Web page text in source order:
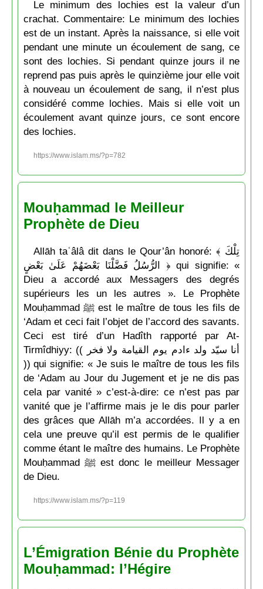
Le minimum des lochies est la valeur d’un
crachat. Commentaire: Le minimum des lochies
est de un instant. Après la naissance, si elle voit
pendant une minute un écoulement de sang, ce
sont des lochies. Si pendant quinze jours il ne
reprend pas puis après le quinzième jour elle voit
à nouveau un écoulement de sang, il n’est plus
considéré comme lochies. Mais si elle voit un
écoulement avant quinze jours, ce sont encore
des lochies.
https://www.islam.ms/?p=782
Mouḥammad le Meilleur
Prophète de Dieu
Allāh taʿâlâ dit dans le Qour’ân honoré: ﴾ تِلْكَ
الرُّ‌سُلُ فَضَّلْنَا بَعْضَهُمْ عَلَىٰ بَعْضٍ ﴿ qui signifie: «
Dieu a accordé aux Messagers des degrés
supérieurs les un les autres ». Le Prophète
Mouḥammad ﷺ est le maître de tous les fils de
‘Adam et ceci fait l’objet de l’accord des savants.
Ceci est tiré d’un Hadîth rapporté par At-
Tirmîdhiyy: (( أنا سيّد ولد ءادم يوم القيامة ولا فخر
)) qui signifie: « Je suis le maître de tous les fils
de ‘Adam au Jour du Jugement et je ne dis pas
cela par vanité » c’est-à-dire: ce n’est pas par
vanité que je l’affirme mais je le dis pour parler
des grâces que Allāh m’a accordées. Il y a en
cela une preuve qu’il est permis de le qualifier
comme étant le maître des humains. Le Prophète
Mouḥammad ﷺ est donc le meilleur Messager
de Dieu.
https://www.islam.ms/?p=119
L’Émigration Bénie du Prophète
Mouḥammad: l’Hégire